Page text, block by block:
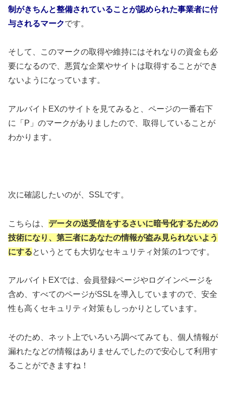
制がきちんと整備されていることが認められた事業者に付
与されるマークです。
そして、このマークの取得や維持にはそれなりの資金も必
要になるので、悪質な企業やサイトは取得することができ
ないようになっています。
アルバイトEXのサイトを見てみると、ページの一番右下
に「P」のマークがありましたので、取得していることが
わかります。
次に確認したいのが、SSLです。
こちらは、 データの送受信をするさいに暗号化するための
技術になり、第三者にあなたの情報が盗み見られないよう
にするというとても大切なセキュリティ対策の1つです。
アルバイトEXでは、会員登録ページやログインページを
含め、すべてのページがSSLを導入していますので、安全
性も高くセキュリティ対策もしっかりとしています。
そのため、ネット上でいろいろ調べてみても、個人情報が
漏れたなどの情報はありませんでしたので安心して利用す
ることができますね！